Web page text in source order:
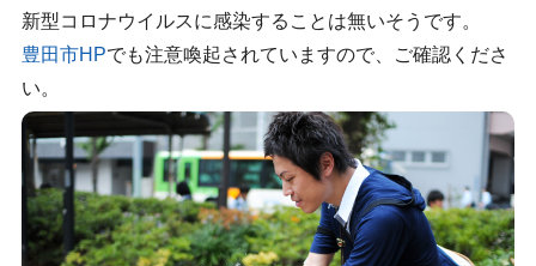
新型コロナウイルスに感染することは無いそうです。
豊田市HPでも注意喚起されていますので、ご確認くださ
い。